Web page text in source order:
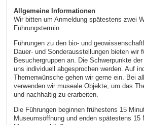
Allgemeine Informationen
Wir bitten um Anmeldung spätestens zwei
Führungstermin.
Führungen zu den bio- und
Dauer- und Sonderausstellungen bieten wir
Besuchergruppen an. Die Schwerpunkte
uns individuell abgesprochen werden. Auf
Themenwünsche gehen wir gerne ein. Bei
verwenden wir museale Objekte, um das
und nachhaltig zu erarbeiten.
Die Führungen beginnen frühestens 15
Museumsöffnung und enden spätestens 15